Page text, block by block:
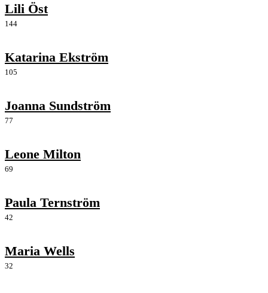
Lili Öst
144
Katarina Ekström
105
Joanna Sundström
77
Leone Milton
69
Paula Ternström
42
Maria Wells
32